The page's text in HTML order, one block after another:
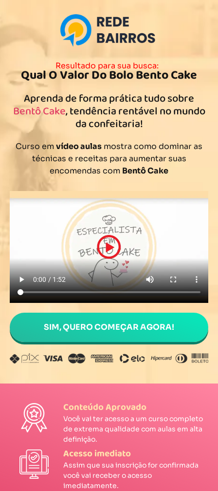
Resultado para sua busca:
Qual O Valor Do Bolo Bento Cake
Aprenda de forma prática tudo sobre
Bentô Cake, tendência rentável no mundo
da confeitaria!
Curso emvídeo aulas mostra como dominar as
técnicas e receitas para aumentar suas
encomendas com Bentô Cake
SIM, QUERO COMEÇAR AGORA!
Conteúdo Aprovado
Você vai ter acesso a um curso completo
de extrema qualidade com aulas em alta
definição.
Acesso imediato
Assim que sua inscrição for confirmada
você vai receber o acesso
imediatamente.